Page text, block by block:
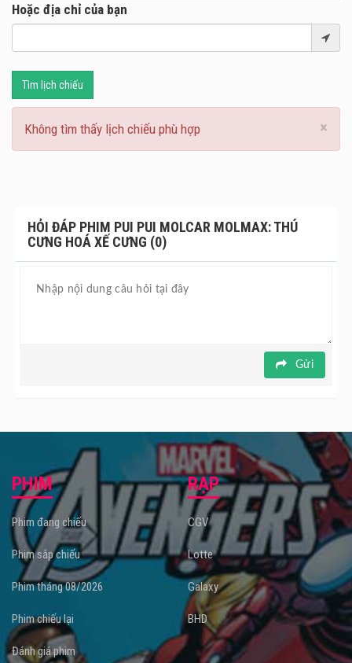
Hoặc địa chỉ của bạn
Tìm lịch chiếu
×
Không tìm thấy lịch chiếu phù hợp
HỎI ĐÁP PHIM PUI PUI MOLCAR MOLMAX: THÚ
CƯNG HOÁ XẾ CƯNG (0)
Gửi
PHIM
Phim đang chiếu
Phim sắp chiếu
Phim tháng 08/2026
Phim chiếu lại
Đánh giá phim
RẠP
CGV
Lotte
Galaxy
BHD